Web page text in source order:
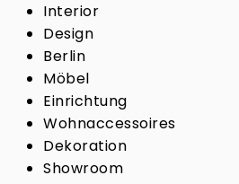
Interior
Design
Berlin
Möbel
Einrichtung
Wohnaccessoires
Dekoration
Showroom